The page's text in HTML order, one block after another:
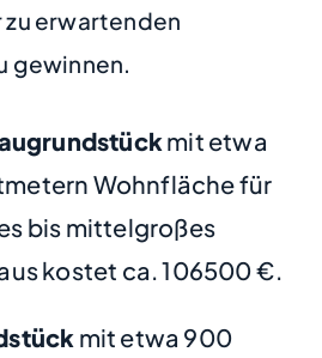
zu erwartenden
gewinnen.
mit etwa
Wohnfläche für
bis mittelgroßes
kostet ca. 106500 €.
mit etwa 900